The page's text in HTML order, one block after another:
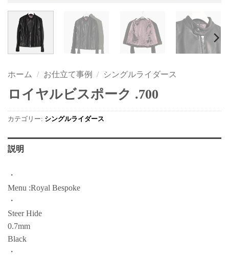
ホーム / お仕立て事例 / シングルライダース
ロイヤルビスポーク .700
カテゴリー: シングルライダース
説明
・
Menu :Royal Bespoke
・
Steer Hide
0.7mm
Black
・